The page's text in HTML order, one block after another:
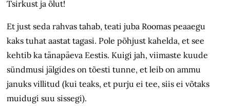
Tsirkust ja õlut!
Et just seda rahvas tahab, teati juba Roomas peaaegu
kaks tuhat aastat tagasi. Pole põhjust kahelda, et see
kehtib ka tänapäeva Eestis. Kuigi jah, viimaste kuude
sündmusi jälgides on tõesti tunne, et leib on ammu
januks villitud (kui teaks, et purju ei tee, siis ei võtaks
muidugi suu sissegi).